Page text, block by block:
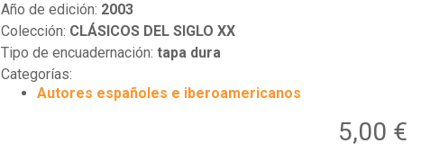
Año de edición: 2003
Colección: CLÁSICOS DEL SIGLO XX
Tipo de encuadernación: tapa dura
Categorías:
Autores españoles e iberoamericanos
5,00 €